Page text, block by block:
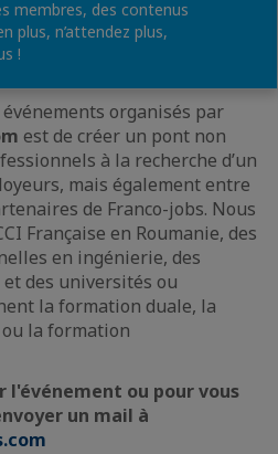
entreprises ils
à-face lors de
organisés par
est de créer un pont non
à la recherche d’un
mais également entre
de Franco-jobs. Nous
Française en Roumanie, des
en ingénierie, des
des universités ou
la formation duale, la
la formation
l'événement ou pour vous
un mail à
membres, des contenus
plus, n’attendez plus,
!